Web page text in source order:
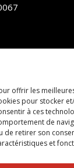
offrir les
pour stocker
à ces
de
de retirer son
et